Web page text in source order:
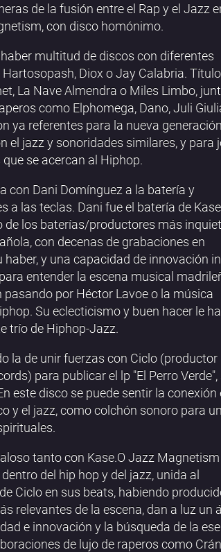
de la fusión entre el Rap y el Jazz
con disco homónimo.
multitud de discos con diferentes
Diox o Jay Calabria.
La Nave Almendra o Miles Limbo,
como Elphomega, Dano, Juli
ya referentes para la nueva
el jazz y sonoridades similares, y para
se acercan al Hiphop.
con Dani Domínguez a la batería y
a las teclas. Dani fue el batería de
de los baterías/productores más
con decenas de grabaciones en
y una capacidad de innovación
entender la escena musical
pasando por Héctor Lavoe o la música
Su eclecticismo y buen hacer le
trío de Hiphop-Jazz.
la de unir fuerzas con Ciclo (productor
para publicar el lp "El Perro Verde",
este disco se puede sentir la conexión
y el jazz, como colchón sonoro para
tanto con Kase.O Jazz
del hip hop y del jazz, unida al
Ciclo en sus beats, habiendo
relevantes de la escena, dan a luz un
e innovación y la búsqueda de la
de lujo de raperos como